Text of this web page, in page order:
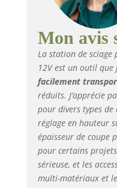
Mon avis
La station de
12V est un outil que
facilement
réduits. J’apprécie
pour divers types de
réglage en hauteur
épaisseur de coupe
pour certains
sérieuse, et les
multi-matériaux et